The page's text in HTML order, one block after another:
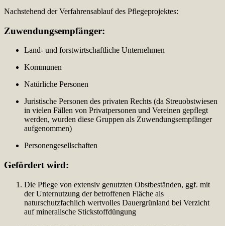
Nachstehend der Verfahrensablauf des Pflegeprojektes:
Zuwendungsempfänger:
Land- und forstwirtschaftliche Unternehmen
Kommunen
Natürliche Personen
Juristische Personen des privaten Rechts (da Streuobstwiesen
in vielen Fällen von Privatpersonen und Vereinen gepflegt
werden, wurden diese Gruppen als Zuwendungsempfänger
aufgenommen)
Personengesellschaften
Gefördert wird:
Die Pflege von extensiv genutzten Obstbeständen, ggf. mit
der Unternutzung der betroffenen Fläche als
naturschutzfachlich wertvolles Dauergrünland bei Verzicht
auf mineralische Stickstoffdüngung